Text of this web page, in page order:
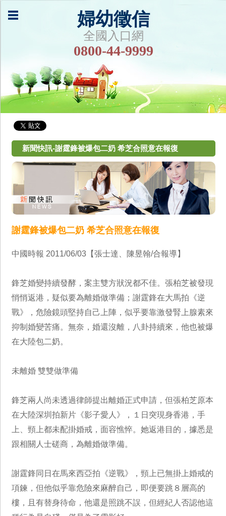
婦幼徵信
全國入口網
0800-44-9999
新聞快訊-謝霆鋒被爆包二奶 希芝合照意在報復
謝霆鋒被爆包二奶 希芝合照意在報復
中國時報 2011/06/03【張士達、陳昱翰/合報導】
鋒芝婚變持續發酵，案主雙方狀況都不佳。張柏芝被發現
悄悄返港，疑似要為離婚做準備；謝霆鋒在大馬拍《逆
戰》，危險鏡頭堅持自己上陣，似乎要靠激發腎上腺素來
抑制婚變苦痛。無奈，婚還沒離，八卦持續來，他也被爆
在大陸包二奶。
未離婚 雙雙做準備
鋒芝兩人尚未透過律師提出離婚正式申請，但張柏芝原本
在大陸深圳拍新片《影子愛人》，１日突現身香港，手
上、頸上都未配掛婚戒，面容憔悴。她返港目的，據悉是
跟相關人士磋商，為離婚做準備。
謝霆鋒同日在馬來西亞拍《逆戰》，頸上已無掛上婚戒的
項鍊，但他似乎靠危險來麻醉自己，即便要跳８層高的
樓，且有替身待命，他還是照跳不誤，但經紀人否認他這